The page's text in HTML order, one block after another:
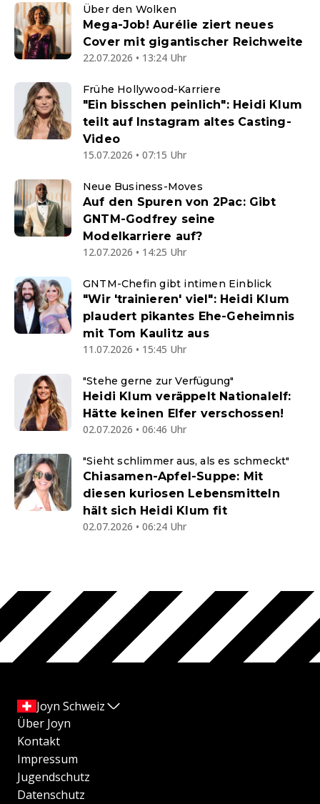
Über den Wolken
Mega-Job! Aurélie ziert neues
Cover mit gigantischer Reichweite
22.07.2026 • 13:24 Uhr
Frühe Hollywood-Karriere
"Ein bisschen peinlich": Heidi Klum
teilt auf Instagram altes Casting-
Video
15.07.2026 • 07:15 Uhr
Neue Business-Moves
Auf den Spuren von 2Pac: Gibt
GNTM-Godfrey seine
Modelkarriere auf?
12.07.2026 • 14:25 Uhr
GNTM-Chefin gibt intimen Einblick
"Wir 'trainieren' viel": Heidi Klum
plaudert pikantes Ehe-Geheimnis
mit Tom Kaulitz aus
11.07.2026 • 15:45 Uhr
"Stehe gerne zur Verfügung"
Heidi Klum veräppelt Nationalelf:
Hätte keinen Elfer verschossen!
02.07.2026 • 06:46 Uhr
"Sieht schlimmer aus, als es schmeckt"
Chiasamen-Apfel-Suppe: Mit
diesen kuriosen Lebensmitteln
hält sich Heidi Klum fit
02.07.2026 • 06:24 Uhr
Joyn Schweiz
Über Joyn
Kontakt
Impressum
Jugendschutz
Datenschutz